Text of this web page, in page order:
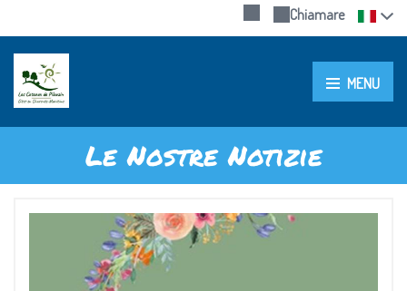
Chiamare
MENU
Le Nostre Notizie